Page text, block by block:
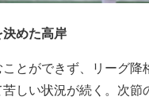
めた高岸
とができず、リーグ降
しい状況が続く。次節